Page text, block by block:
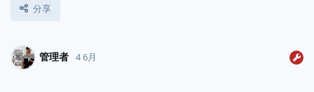
分享
管理者 4 6月